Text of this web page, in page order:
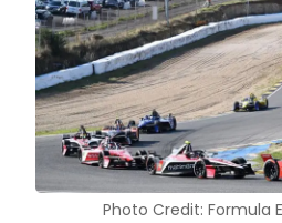
Photo Credit: Formula